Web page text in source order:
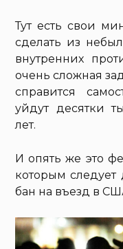
Тут есть свои
сделать из
внутренних
очень сложная
справится
уйдут десятки
лет.
И опять же это
которым
бан на въезд в